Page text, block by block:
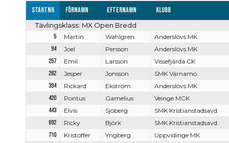
Startnr Förnamn Efternamn Klubb
Tävlingsklass: MX Open Bredd
5 Martin Wahlgren
Anderslövs MK
94
Joel Persson
Anderslövs MK
257
Emil Larsson
Vissefjärda CK
262
Jesper Jonsson
SMK Värnamo
394
Rickard Ekström
Anderslövs MK
420
Pontus Gamelius
Veinge MCK
443
Elvis Sjöberg
SMK Kristianstadsavd.
692
Ricky Björk
SMK Kristianstadsavd.
710
Kristoffer Yngberg
Uppvidinge MK